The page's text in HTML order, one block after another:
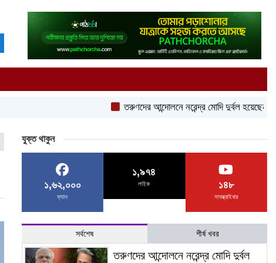
তরুণদের আন্দোলনে নরেন্দ্র মোদি দুর্বল হয়েছেন: সোনম
যুক্ত থাকুন
১,৬২,০০০
ফ্যান
১,৯৭৪
লাইক ১৪৮
সাবস্ক্রাইবার
সর্বশেষ শীর্ষ খবর
তরুণদের আন্দোলনে নরেন্দ্র মোদি দুর্বল